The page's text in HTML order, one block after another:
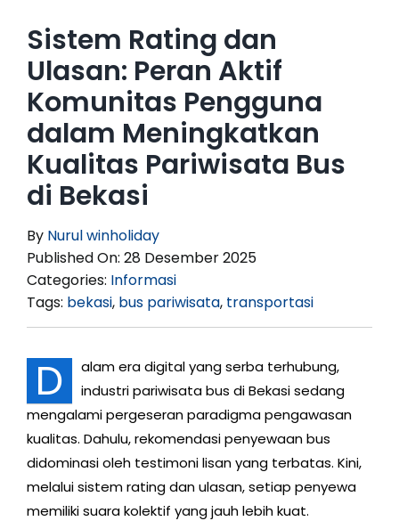
Sistem Rating dan
Ulasan: Peran Aktif
Komunitas Pengguna
dalam Meningkatkan
Kualitas Pariwisata Bus
di Bekasi
By Nurul winholiday
Published On: 28 Desember 2025
Categories: Informasi
Tags: bekasi, bus pariwisata, transportasi
D
alam era digital yang serba terhubung,
industri pariwisata bus di Bekasi sedang
mengalami pergeseran paradigma pengawasan
kualitas. Dahulu, rekomendasi penyewaan bus
didominasi oleh testimoni lisan yang terbatas. Kini,
melalui sistem rating dan ulasan, setiap penyewa
memiliki suara kolektif yang jauh lebih kuat.